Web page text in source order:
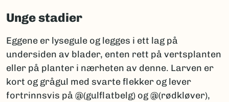
Unge stadier
Eggene er lysegule og legges i ett lag på
undersiden av blader, enten rett på vertsplanten
eller på planter i nærheten av denne. Larven er
kort og grågul med svarte flekker og lever
fortrinnsvis på @(gulflatbelg) og @(rødkløver),